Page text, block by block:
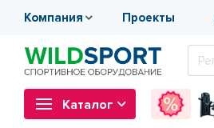
Компания Проекты
Каталог